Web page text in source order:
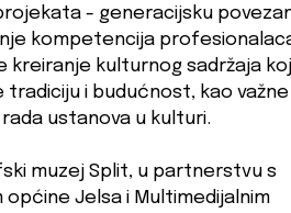
- generacijsku
kompetencija
kreiranje kulturnog sadržaja
tradiciju i budućnost, kao važne
ustanova u kulturi.
muzej Split, u partnerstvu s
općine Jelsa i Multimedijalnim